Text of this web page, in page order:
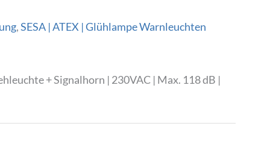
,SESA | ATEX | Glühlampe Warnleuchten
+ Signalhorn | 230VAC | Max. 118 dB |